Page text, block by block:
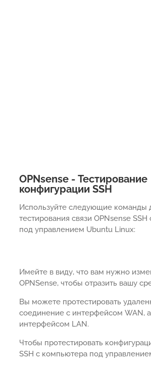
OPNsense - Тестирование
конфигурации SSH
Используйте следующие команды
тестирования связи OPNsense
под управлением Ubuntu Linux:
Имейте в виду, что вам нужно
OPNSense, чтобы отразить вашу
Вы можете протестировать
соединение с интерфейсом WAN,
интерфейсом LAN.
Чтобы протестировать
SSH с компьютера под